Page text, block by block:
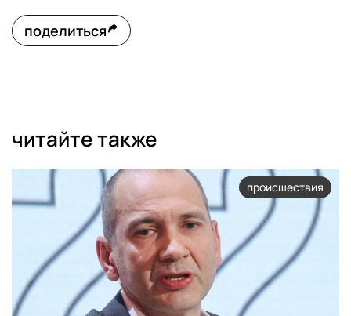
поделиться
читайте также
происшествия